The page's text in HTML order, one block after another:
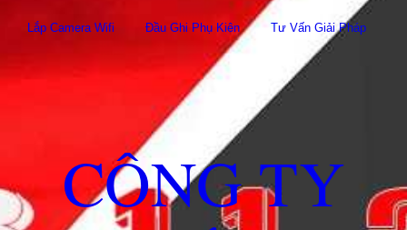
Lắp Camera Wifi Đầu Ghi Phụ Kiên Tư Vấn Giải Pháp
CÔNG TY